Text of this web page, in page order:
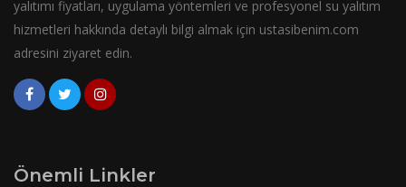
yalıtımı fiyatları, uygulama yöntemleri ve profesyonel su yalıtım
hizmetleri hakkında detaylı bilgi almak için ustasibenim.com
adresini ziyaret edin.
Önemli Linkler